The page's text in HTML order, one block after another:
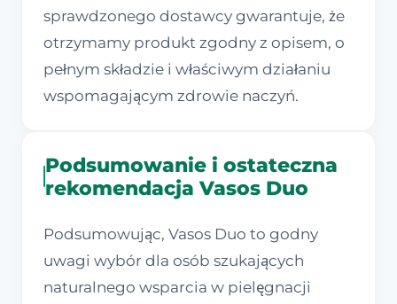
sprawdzonego dostawcy gwarantuje, że
otrzymamy produkt zgodny z opisem, o
pełnym składzie i właściwym działaniu
wspomagającym zdrowie naczyń.
Podsumowanie i ostateczna
rekomendacja Vasos Duo
Podsumowując, Vasos Duo to godny
uwagi wybór dla osób szukających
naturalnego wsparcia w pielęgnacji